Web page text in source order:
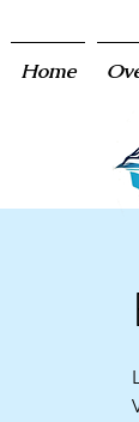
Home